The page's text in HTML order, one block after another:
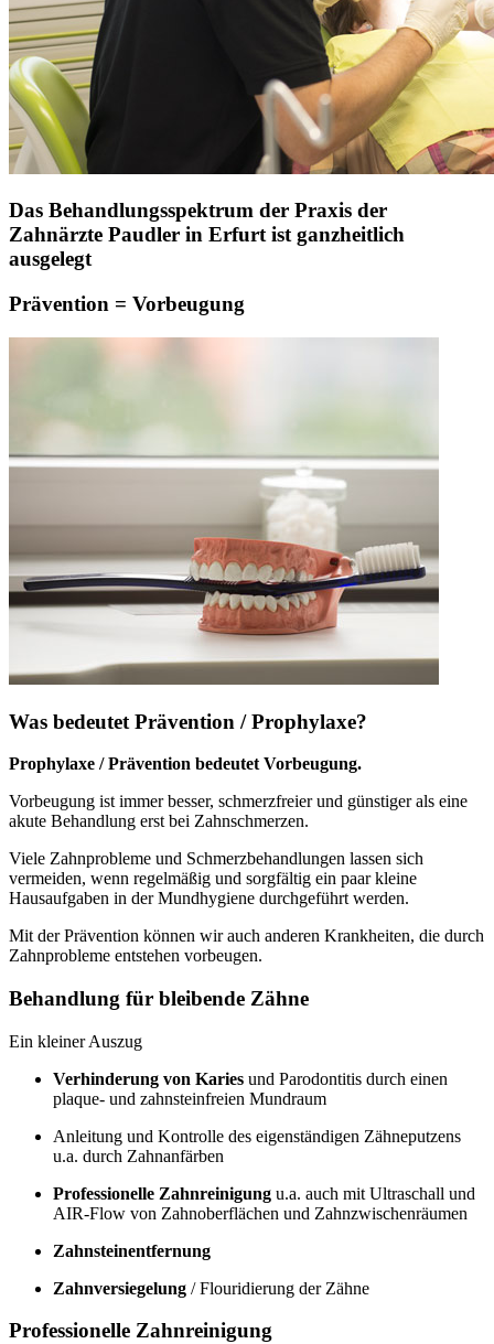
Das Behandlungsspektrum der Praxis der
Zahnärzte Paudler in Erfurt ist ganzheitlich
ausgelegt
Prävention = Vorbeugung
Was bedeutet Prävention / Prophylaxe?
Prophylaxe / Prävention bedeutet Vorbeugung.
Vorbeugung ist immer besser, schmerzfreier und günstiger als eine
akute Behandlung erst bei Zahnschmerzen.
Viele Zahnprobleme und Schmerzbehandlungen lassen sich
vermeiden, wenn regelmäßig und sorgfältig ein paar kleine
Hausaufgaben in der Mundhygiene durchgeführt werden.
Mit der Prävention können wir auch anderen Krankheiten, die durch
Zahnprobleme entstehen vorbeugen.
Behandlung für bleibende Zähne
Ein kleiner Auszug
Verhinderung von Karies und Parodontitis durch einen
plaque- und zahnsteinfreien Mundraum
Anleitung und Kontrolle des eigenständigen Zähneputzens
u.a. durch Zahnanfärben
Professionelle Zahnreinigung u.a. auch mit Ultraschall und
AIR-Flow von Zahnoberflächen und Zahnzwischenräumen
Zahnsteinentfernung
Zahnversiegelung / Flouridierung der Zähne
Professionelle Zahnreinigung